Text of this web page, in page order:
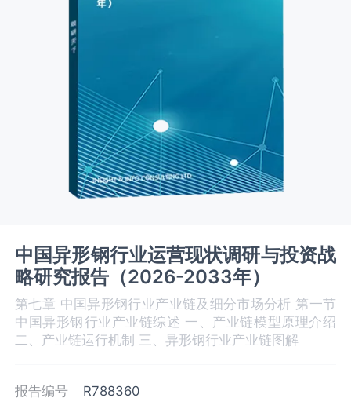
中国异形钢行业运营现状调研与投资战
略研究报告（2026-2033年）
第七章 中国异形钢行业产业链及细分市场分析 第一节
中国异形钢‌‌‌行业产业链综述 一、产业链模型原理介绍
二、产业链运行机制 三、异形钢‌‌‌行业产业链图解
报告编号 R788360